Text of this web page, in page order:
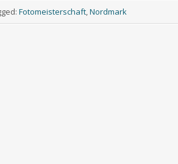
Fotomeisterschaft,Nordmark